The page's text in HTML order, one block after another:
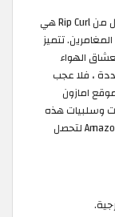
ساعة ريب كيرل كوارتز سبورتس جي بي إس للرجال من Rip Curl هي
تتميز
الهواء
، فلا عجب
امازون
وسلبيات هذه
الساعة، ولا تنسى استخدام كوبون خصم Amazon Prime لتحصل